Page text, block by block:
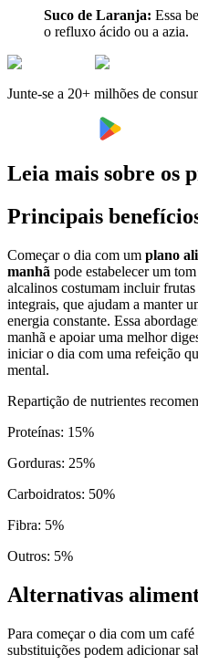
Suco de Laranja: Essa
o refluxo ácido ou a azia.
Junte-se a 20+ milhões de
Leia mais sobre os
Principais
Começar o dia com um plano
manhã pode estabelecer um
alcalinos costumam incluir frutas
integrais, que ajudam a manter
energia constante. Essa
manhã e apoiar uma melhor
iniciar o dia com uma refeição
mental.
Repartição de nutrientes
Proteínas: 15%
Gorduras: 25%
Carboidratos: 50%
Fibra: 5%
Outros: 5%
Alternativas
Para começar o dia com um
substituições podem adicionar